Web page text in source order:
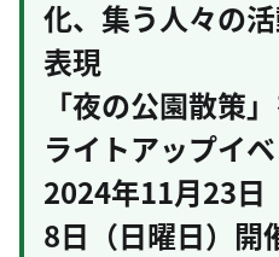
化、集う人々の
表現
「夜の公園散策
ライトアップイ
2024年11月23日
8日（日曜日）開